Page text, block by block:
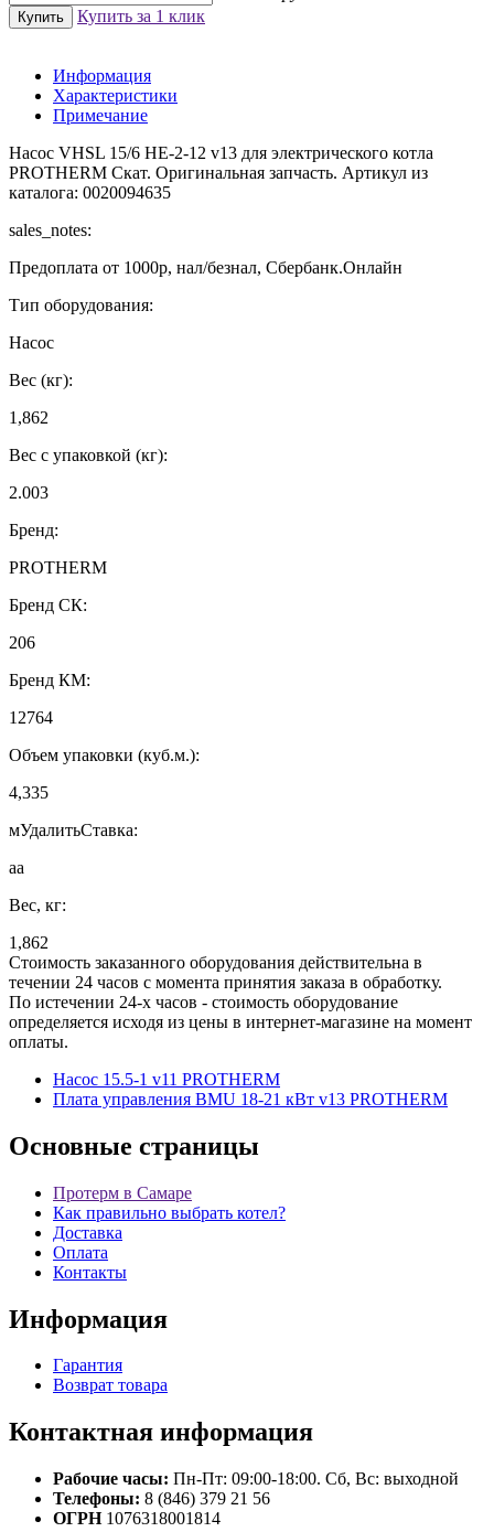
Купить за 1 клик
Информация
Характеристики
Примечание
Насос VHSL 15/6 HE-2-12 v13 для электрического котла
PROTHERM Скат. Оригинальная запчасть. Артикул из
каталога: 0020094635
sales_notes:
Предоплата от 1000р, нал/безнал, Сбербанк.Онлайн
Тип оборудования:
Насос
Вес (кг):
1,862
Вес с упаковкой (кг):
2.003
Бренд:
PROTHERM
Бренд СК:
206
Бренд КМ:
12764
Объем упаковки (куб.м.):
4,335
мУдалитьСтавка:
аа
Вес, кг:
1,862
Стоимость заказанного оборудования действительна в
течении 24 часов с момента принятия заказа в обработку.
По истечении 24-х часов - стоимость оборудование
определяется исходя из цены в интернет-магазине на момент
оплаты.
Насос 15.5-1 v11 PROTHERM
Плата управления BMU 18-21 кВт v13 PROTHERM
Основные страницы
Протерм в Самаре
Как правильно выбрать котел?
Доставка
Оплата
Контакты
Информация
Гарантия
Возврат товара
Контактная информация
Рабочие часы: Пн-Пт: 09:00-18:00. Сб, Вс: выходной
Телефоны: 8 (846) 379 21 56
ОГРН1076318001814